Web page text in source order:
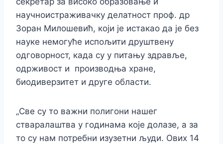
научноистраживачку делатност проф. др
Зоран Милошевић, који је истакао да је без
науке немогуће испољити друштвену
одговорност, када су у питању здравље,
одрживост и производња хране,
биодиверзитет и друге области.
„Све су то важни полигони нашег
стваралаштва у годинама које долазе, а за
то су нам потребни изузетни људи. Ових 14